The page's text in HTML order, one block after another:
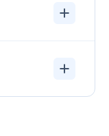
感」的那條流